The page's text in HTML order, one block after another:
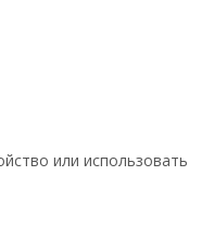
или использовать